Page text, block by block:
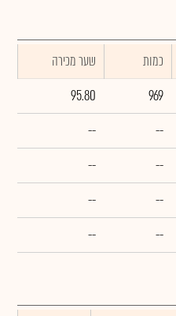
כמות
שער מכירה
969
95.80
--
--
--
--
--
--
--
--